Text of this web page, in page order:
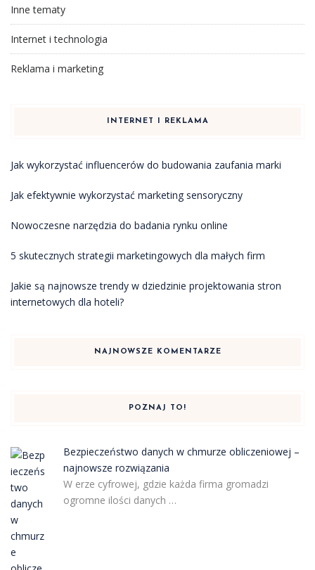
Inne tematy
Internet i technologia
Reklama i marketing
INTERNET I REKLAMA
Jak wykorzystać influencerów do budowania zaufania marki
Jak efektywnie wykorzystać marketing sensoryczny
Nowoczesne narzędzia do badania rynku online
5 skutecznych strategii marketingowych dla małych firm
Jakie są najnowsze trendy w dziedzinie projektowania stron
internetowych dla hoteli?
NAJNOWSZE KOMENTARZE
POZNAJ TO!
Bezpieczeństwo danych w chmurze obliczeniowej –
najnowsze rozwiązania
W erze cyfrowej, gdzie każda firma gromadzi
ogromne ilości danych …